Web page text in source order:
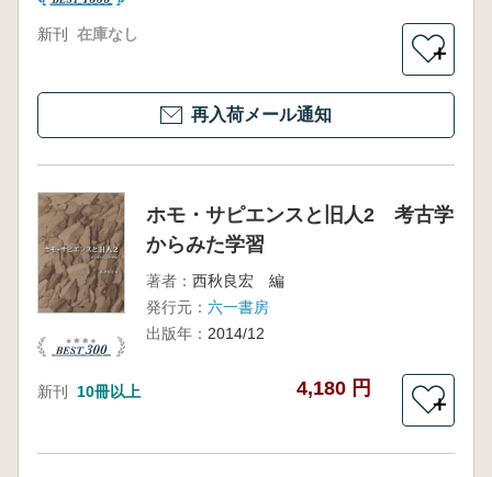
新刊 在庫なし
＋
再入荷メール通知
ホモ・サピエンスと旧人2 考古学
からみた学習
著者： 西秋良宏 編
発行元： 六一書房
出版年： 2014/12
新刊 10冊以上 4,180 円
＋